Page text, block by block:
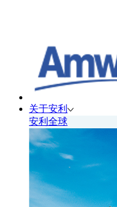
关于安利
安利全球